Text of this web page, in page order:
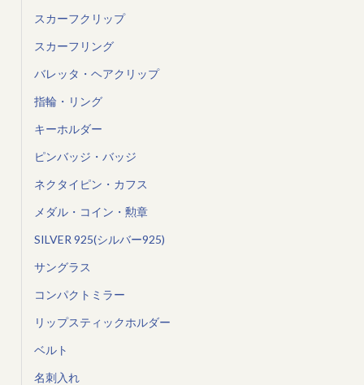
スカーフクリップ
スカーフリング
バレッタ・ヘアクリップ
指輪・リング
キーホルダー
ピンバッジ・バッジ
ネクタイピン・カフス
メダル・コイン・勲章
SILVER 925(シルバー925)
サングラス
コンパクトミラー
リップスティックホルダー
ベルト
名刺入れ